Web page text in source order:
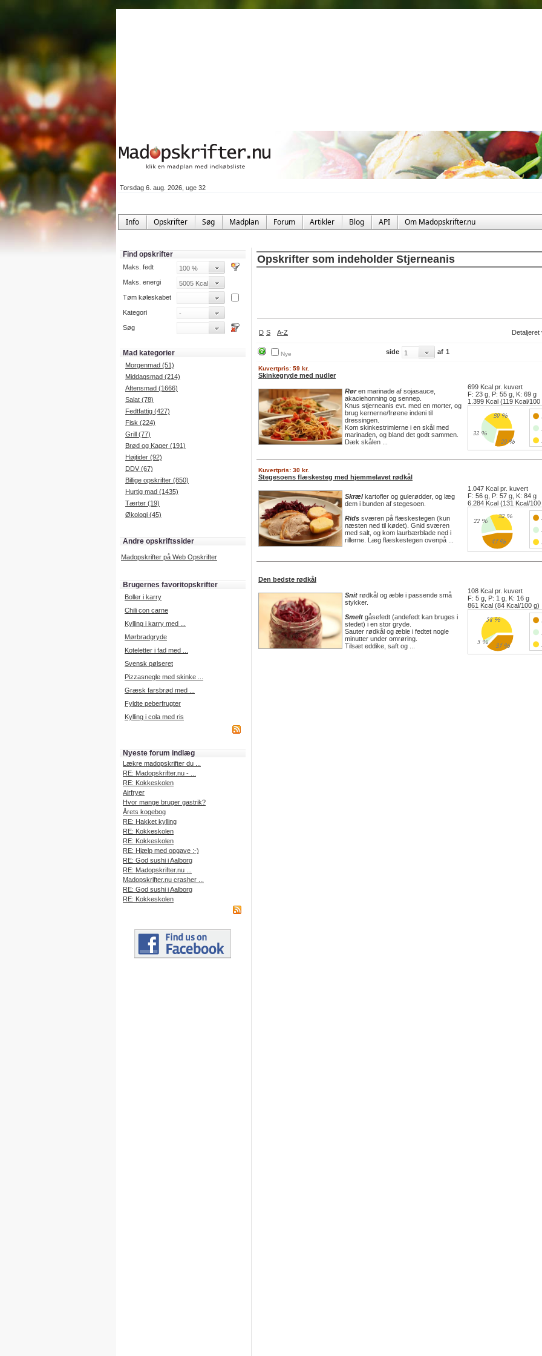
Torsdag 6. aug. 2026, uge 32
Info Opskrifter Søg Madplan Forum Artikler Blog API Om Madopskrifter.nu
Find opskrifter
Maks. fedt
Maks. energi
Tøm køleskabet
Kategori
Søg
Mad kategorier
Morgenmad (51)
Middagsmad (214)
Aftensmad (1666)
Salat (78)
Fedtfattig (427)
Fisk (224)
Grill (77)
Brød og Kager (191)
Højtider (92)
DDV (67)
Billige opskrifter (850)
Hurtig mad (1435)
Tærter (19)
Økologi (45)
Andre opskriftssider
Madopskrifter på Web Opskrifter
Brugernes favoritopskrifter
Boller i karry
Chili con carne
Kylling i karry med ...
Mørbradgryde
Koteletter i fad med ...
Svensk pølseret
Pizzasnegle med skinke ...
Græsk farsbrød med ...
Fyldte peberfrugter
Kylling i cola med ris
Nyeste forum indlæg
Lækre madopskrifter du ...
RE: Madopskrifter.nu - ...
RE: Kokkeskolen
Airfryer
Hvor mange bruger gastrik?
Årets kogebog
RE: Hakket kylling
RE: Kokkeskolen
RE: Kokkeskolen
RE: Hjælp med opgave :-)
RE: God sushi i Aalborg
RE: Madopskrifter.nu ...
Madopskrifter.nu crasher ...
RE: God sushi i Aalborg
RE: Kokkeskolen
Opskrifter som indeholder Stjerneanis
D S A-Z Detaljeret
Nye side af 1
Kuvertpris: 59 kr.
Skinkegryde med nudler
Røren marinade af sojasauce,
akaciehonning og sennep.
Knus stjerneanis evt. med en morter, og
brug kernerne/frøene indeni til
dressingen.
Kom skinkestrimlerne i en skål med
marinaden, og bland det godt sammen.
Dæk skålen ...
699 Kcal pr. kuvert
F: 23 g, P: 55 g, K: 69 g
1.399 Kcal (119 Kcal/100
Kuvertpris: 30 kr.
Stegesoens flæskesteg med hjemmelavet rødkål
Skrælkartofler og gulerødder, og læg
dem i bunden af stegesoen.
Rids sværen på flæskestegen (kun
næsten ned til kødet). Gnid sværen
med salt, og kom laurbærblade ned i
rillerne. Læg flæskestegen ovenpå ...
1.047 Kcal pr. kuvert
F: 56 g, P: 57 g, K: 84 g
6.284 Kcal (131 Kcal/100
Den bedste rødkål
Snit rødkål og æble i passende små
stykker.
Smelt gåsefedt (andefedt kan bruges i
stedet) i en stor gryde.
Sauter rødkål og æble i fedtet nogle
minutter under omrøring.
Tilsæt eddike, saft og ...
108 Kcal pr. kuvert
F: 5 g, P: 1 g, K: 16 g
861 Kcal (84 Kcal/100 g)